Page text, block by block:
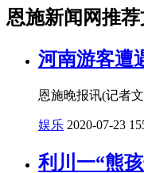
恩施新闻网推
河南游客遭
恩施晚报讯(记者
娱乐 2020-07-23
利川一“熊